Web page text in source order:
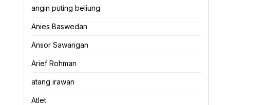
angin puting beliung
Anies Baswedan
Ansor Sawangan
Arief Rohman
atang irawan
Atlet